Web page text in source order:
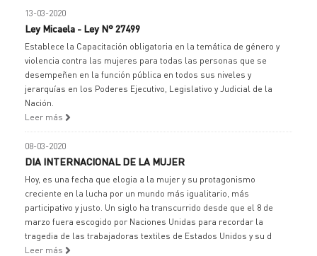
13-03-2020
Ley Micaela - Ley N° 27499
Establece la Capacitación obligatoria en la temática de género y
violencia contra las mujeres para todas las personas que se
desempeñen en la función pública en todos sus niveles y
jerarquías en los Poderes Ejecutivo, Legislativo y Judicial de la
Nación.
Leer más
08-03-2020
DIA INTERNACIONAL DE LA MUJER
Hoy, es una fecha que elogia a la mujer y su protagonismo
creciente en la lucha por un mundo más igualitario, más
participativo y justo. Un siglo ha transcurrido desde que el 8 de
marzo fuera escogido por Naciones Unidas para recordar la
tragedia de las trabajadoras textiles de Estados Unidos y su d
Leer más